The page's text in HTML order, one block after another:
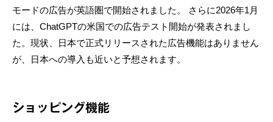
モードの広告が英語圏で開始されました。 さらに2026年1月
には、ChatGPTの米国での広告テスト開始が発表されまし
た。現状、日本で正式リリースされた広告機能はありません
が、日本への導入も近いと予想されます。
ショッピング機能